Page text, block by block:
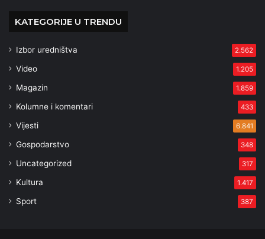
KATEGORIJE U TRENDU
Izbor uredništva 2.562
Video 1.205
Magazin 1.859
Kolumne i komentari 433
Vijesti 6.841
Gospodarstvo 348
Uncategorized 317
Kultura 1.417
Sport 387